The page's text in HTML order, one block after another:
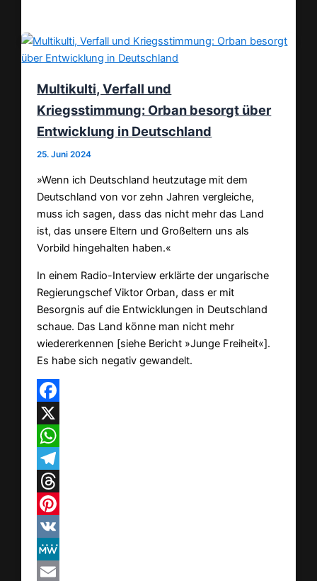
Multikulti, Verfall und
Kriegsstimmung: Orban besorgt über
Entwicklung in Deutschland
25. Juni 2024
»Wenn ich Deutschland heutzutage mit dem
Deutschland von vor zehn Jahren vergleiche,
muss ich sagen, dass das nicht mehr das Land
ist, das unsere Eltern und Großeltern uns als
Vorbild hingehalten haben.«
In einem Radio-Interview erklärte der ungarische
Regierungschef Viktor Orban, dass er mit
Besorgnis auf die Entwicklungen in Deutschland
schaue. Das Land könne man nicht mehr
wiedererkennen [siehe Bericht »Junge Freiheit«].
Es habe sich negativ gewandelt.
Facebook
X
WhatsApp
Telegram
Threads
Pinterest
VK
MeWe